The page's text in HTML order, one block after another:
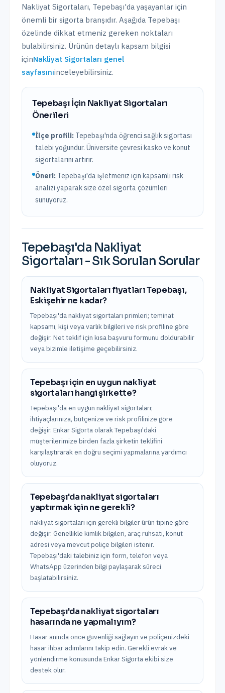
Nakliyat Sigortaları, Tepebaşı'da yaşayanlar için
önemli bir sigorta branşıdır. Aşağıda Tepebaşı
özelinde dikkat etmeniz gereken noktaları
bulabilirsiniz. Ürünün detaylı kapsam bilgisi
içinNakliyat Sigortaları genel
sayfasınıinceleyebilirsiniz.
Tepebaşıİçin Nakliyat Sigortaları
Önerileri
İlçe profili: Tepebaşı'nda öğrenci sağlık sigortası
talebi yoğundur. Üniversite çevresi kasko ve konut
sigortalarını artırır.
Öneri: Tepebaşı'da işletmeniz için kapsamlı risk
analizi yaparak size özel sigorta çözümleri
sunuyoruz.
Tepebaşı'da Nakliyat
Sigortaları - Sık Sorulan Sorular
Nakliyat Sigortaları fiyatları Tepebaşı,
Eskişehir ne kadar?
Tepebaşı'da nakliyat sigortaları primleri; teminat
kapsamı, kişi veya varlık bilgileri ve risk profiline göre
değişir. Net teklif için kısa başvuru formunu doldurabilir
veya bizimle iletişime geçebilirsiniz.
Tepebaşı için en uygun nakliyat
sigortaları hangi şirkette?
Tepebaşı'da en uygun nakliyat sigortaları;
ihtiyaçlarınıza, bütçenize ve risk profilinize göre
değişir. Enkar Sigorta olarak Tepebaşı'daki
müşterilerimize birden fazla şirketin teklifini
karşılaştırarak en doğru seçimi yapmalarına yardımcı
oluyoruz.
Tepebaşı'da nakliyat sigortaları
yaptırmak için ne gerekli?
nakliyat sigortaları için gerekli bilgiler ürün tipine göre
değişir. Genellikle kimlik bilgileri, araç ruhsatı, konut
adresi veya mevcut poliçe bilgileri istenir.
Tepebaşı'daki talebiniz için form, telefon veya
WhatsApp üzerinden bilgi paylaşarak süreci
başlatabilirsiniz.
Tepebaşı'da nakliyat sigortaları
hasarında ne yapmalıyım?
Hasar anında önce güvenliği sağlayın ve poliçenizdeki
hasar ihbar adımlarını takip edin. Gerekli evrak ve
yönlendirme konusunda Enkar Sigorta ekibi size
destek olur.